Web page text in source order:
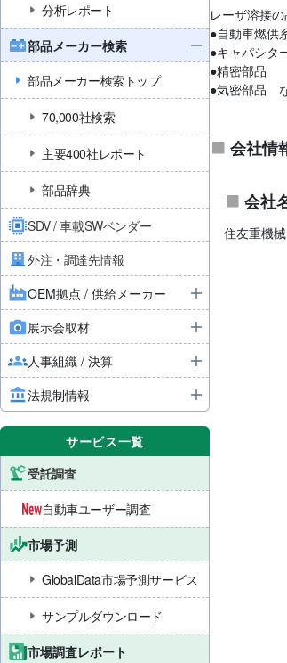
分析レポート
部品メーカー検索
部品メーカー検索トップ
70,000社検索
主要400社レポート
部品辞典
SDV / 車載SWベンダー
外注・調達先情報
OEM拠点 / 供給メーカー
展示会取材
人事組織 / 決算
法規制情報
サービス一覧
受託調査
自動車ユーザー調査
市場予測
GlobalData市場予測サービス
サンプルダウンロード
市場調査レポート
レーザ溶接
●自動車燃供
●キャパシタ
●精密部品
●気密部品
会社情
会社
住友重機